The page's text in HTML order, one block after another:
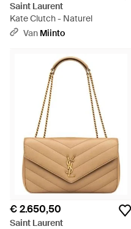
Saint Laurent
Kate Clutch - Naturel
Van Miinto
€ 2.650,50
Saint Laurent